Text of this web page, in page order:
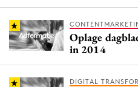
Oplage
in 2014
DIGITAL